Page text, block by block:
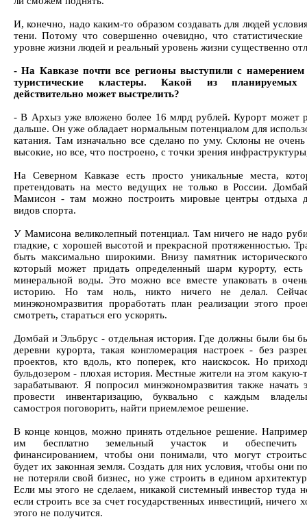
И, конечно, надо каким-то образом создавать для людей
тени. Потому что совершенно очевидно, что
уровне жизни людей и реальный уровень жизни существенно
- На Кавказе почти все регионы выступили с намерением
туристические кластеры. Какой из планируемых
действительно может выстрелить?
- В Архыз уже вложено более 16 млрд рублей. Курорт может
дальше. Он уже обладает нормальным потенциалом для
катания. Там изначально все сделано по уму. Склоны не
высокие, но все, что построено, с точки зрения
На Северном Кавказе есть просто уникальные места,
претендовать на место ведущих не только в России.
Мамисон - там можно построить мировые центры отдыха
видов спорта.
У Мамисона великолепный потенциал. Там ничего не надо
гладкие, с хорошей высотой и прекрасной протяженностью.
быть максимально широкими. Внизу памятник
который может придать определенный шарм курорту, есть
минеральной воды. Это можно все вместе упаковать в
историю. Но там ноль, никто ничего не делал.
минэкономразвития проработать план реализации этого
смотреть, стараться его ускорять.
Домбай и Эльбрус - отдельная история. Где должны были бы
деревни курорта, такая конгломерация настроек - без
проектов, кто вдоль, кто поперек, кто наискосок. Но
бульдозером - плохая история. Местные жители на этом какую-
зарабатывают. Я попросил минэкономразвития также начать
провести инвентаризацию, буквально с каждым
самостроя поговорить, найти приемлемое решение.
В конце концов, можно принять отдельное решение.
им бесплатно земельный участок и обеспечить
финансированием, чтобы они понимали, что могут
будет их законная земля. Создать для них условия, чтобы они
не потеряли свой бизнес, но уже строить в едином
Если мы этого не сделаем, никакой системный инвестор туда
если строить все за счет государственных инвестиций, ничего
этого не получится.